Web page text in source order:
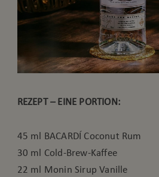
REZEPT – EINE PORTION:
45 ml BACARDÍ Coconut Rum
30 ml Cold-Brew-Kaffee
22 ml Monin Sirup Vanille